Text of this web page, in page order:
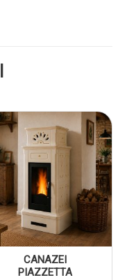
CANAZEI
PIAZZETTA